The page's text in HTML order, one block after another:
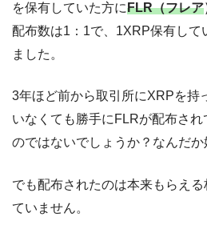
を保有していた方にFLR（フレア
配布数は1：1で、1XRP保有して
ました。
3年ほど前から取引所にXRPを持
いなくても勝手にFLRが配布さ
のではないでしょうか？なんだか
でも配布されたのは本来もらえ
ていません。